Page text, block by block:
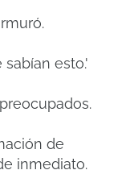
sabían esto.'
de
inmediato.